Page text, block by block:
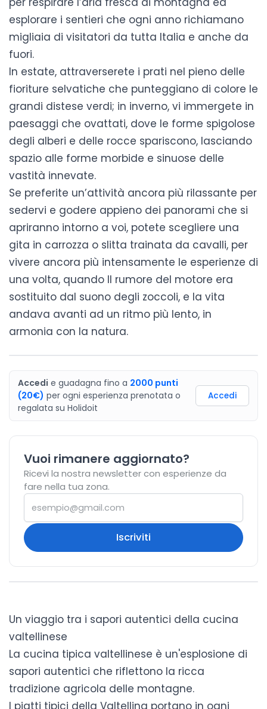
esplorare i sentieri che ogni anno richiamano
migliaia di visitatori da tutta Italia e anche da
fuori.
In estate, attraverserete i prati nel pieno delle
fioriture selvatiche che punteggiano di colore le
grandi distese verdi; in inverno, vi immergete in
paesaggi che ovattati, dove le forme spigolose
degli alberi e delle rocce spariscono, lasciando
spazio alle forme morbide e sinuose delle
vastità innevate.
Se preferite un’attività ancora più rilassante per
sedervi e godere appieno dei panorami che si
apriranno intorno a voi, potete scegliere una
gita in carrozza o slitta trainata da cavalli, per
vivere ancora più intensamente le esperienze di
una volta, quando Il rumore del motore era
sostituito dal suono degli zoccoli, e la vita
andava avanti ad un ritmo più lento, in
armonia con la natura.
Accedi e guadagna fino a 2000 punti
(20€) per ogni esperienza prenotata o
regalata su Holidoit
Accedi
Vuoi rimanere aggiornato?
Ricevi la nostra newsletter con esperienze da
fare nella tua zona.
Iscriviti
Un viaggio tra i sapori autentici della cucina
valtellinese
La cucina tipica valtellinese è un'esplosione di
sapori autentici che riflettono la ricca
tradizione agricola delle montagne.